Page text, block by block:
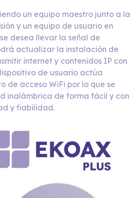
un equipo maestro junto a la
y un equipo de usuario en
desea llevar la señal de
actualizar la instalación de
internet y contenidos IP con
de usuario actúa
de acceso WiFi por lo que se
inalámbrica de forma fácil y con
y fiabilidad.